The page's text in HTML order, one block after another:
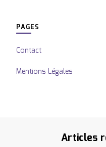
PAGES
Contact
Mentions Légales
Articles